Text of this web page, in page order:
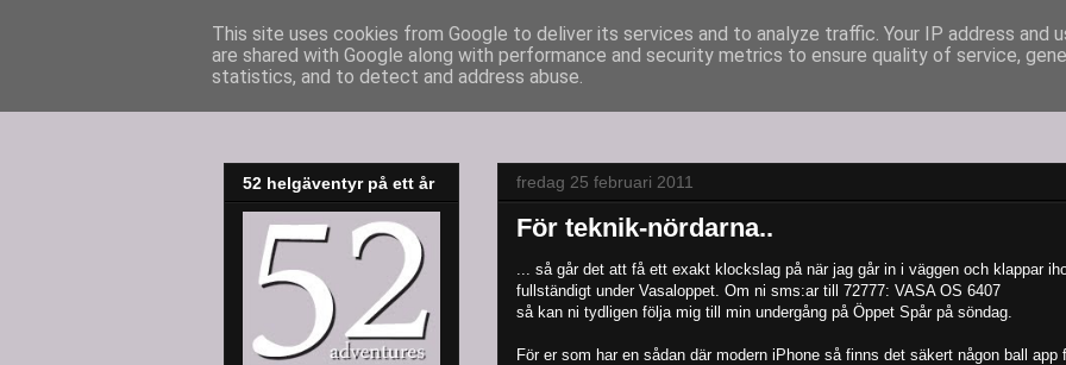
52adventures
fredag 25 februari 2011
För teknik-nördarna..
... så går det att få ett exakt klockslag på när jag går in i väggen och klappar
fullständigt under Vasaloppet. Om ni sms:ar till 72777: VASA OS 6407
så kan ni tydligen följa mig till min undergång på Öppet Spår på söndag.
För er som har en sådan där modern iPhone så finns det säkert någon ball app
52 helgäventyr på ett år
This site uses cookies from Google to deliver its services and to analyze traffic. Your IP address and
are shared with Google along with performance and security metrics to ensure quality of service,
statistics, and to detect and address abuse.